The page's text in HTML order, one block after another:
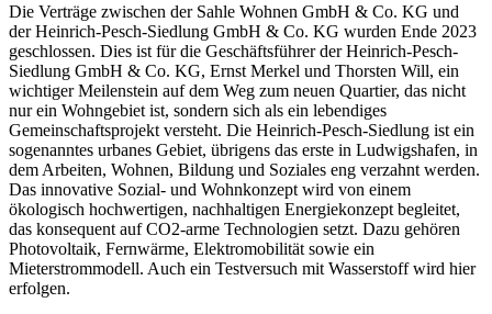
Die Verträge zwischen der Sahle Wohnen GmbH & Co. KG und
der Heinrich-Pesch-Siedlung GmbH & Co. KG wurden Ende 2023
geschlossen. Dies ist für die Geschäftsführer der Heinrich-Pesch-
Siedlung GmbH & Co. KG, Ernst Merkel und Thorsten Will, ein
wichtiger Meilenstein auf dem Weg zum neuen Quartier, das nicht
nur ein Wohngebiet ist, sondern sich als ein lebendiges
Gemeinschaftsprojekt versteht. Die Heinrich-Pesch-Siedlung ist ein
sogenanntes urbanes Gebiet, übrigens das erste in Ludwigshafen, in
dem Arbeiten, Wohnen, Bildung und Soziales eng verzahnt werden.
Das innovative Sozial- und Wohnkonzept wird von einem
ökologisch hochwertigen, nachhaltigen Energiekonzept begleitet,
das konsequent auf CO2-arme Technologien setzt. Dazu gehören
Photovoltaik, Fernwärme, Elektromobilität sowie ein
Mieterstrommodell. Auch ein Testversuch mit Wasserstoff wird hier
erfolgen.